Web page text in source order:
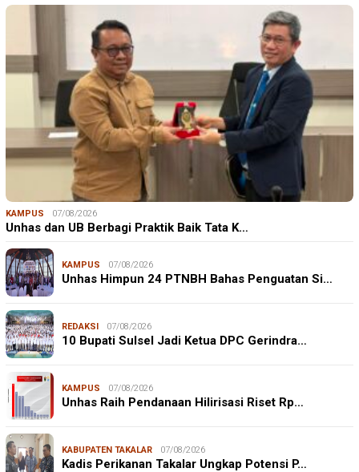
KAMPUS 07/08/2026
Unhas dan UB Berbagi Praktik Baik Tata K…
KAMPUS 07/08/2026
Unhas Himpun 24 PTNBH Bahas Penguatan Si…
REDAKSI 07/08/2026
10 Bupati Sulsel Jadi Ketua DPC Gerindra…
KAMPUS 07/08/2026
Unhas Raih Pendanaan Hilirisasi Riset Rp…
KABUPATEN TAKALAR 07/08/2026
Kadis Perikanan Takalar Ungkap Potensi P…